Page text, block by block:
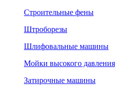
Строительные фены
Штроборезы
Шлифовальные машины
Мойки высокого давления
Затирочные машины